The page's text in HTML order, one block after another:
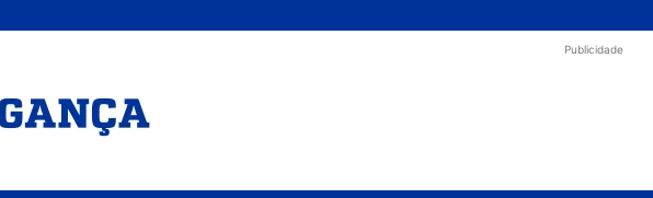
Publicidade